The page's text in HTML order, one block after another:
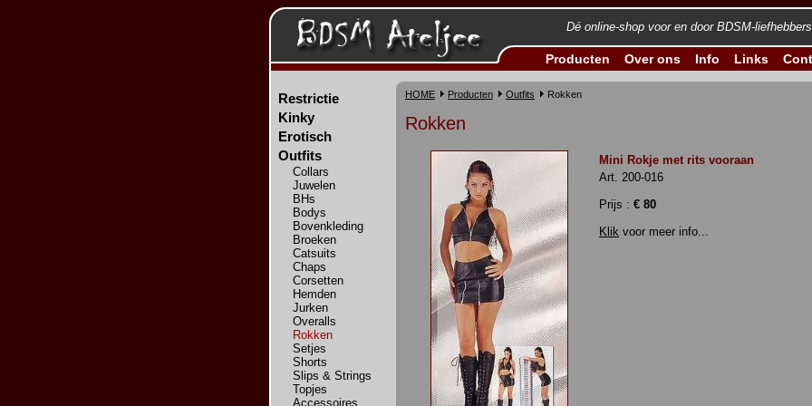
Dé online-shop voor en door BDSM-liefhebbers
Producten Over ons Info Links
Restrictie
Kinky
Erotisch
Outfits
Collars
Juwelen
BHs
Bodys
Bovenkleding
Broeken
Catsuits
Chaps
Corsetten
Hemden
Jurken
Overalls
Rokken
Setjes
Shorts
Slips & Strings
Topjes
Accessoires
HOME Producten Outfits Rokken
Rokken
Mini Rokje met rits vooraan
Art. 200-016
Prijs : € 80
Klik voor meer info...